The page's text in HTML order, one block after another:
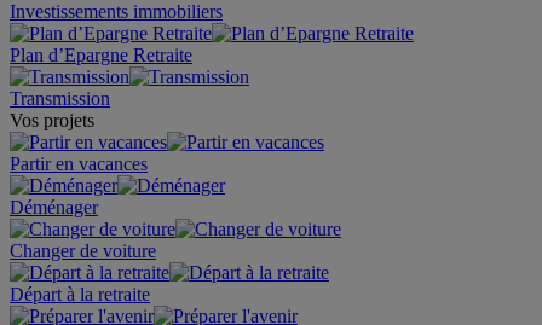
Investissements immobiliers
Plan d’Epargne Retraite
Transmission
Vos projets
Partir en vacances
Déménager
Changer de voiture
Départ à la retraite